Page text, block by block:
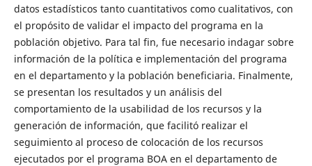
datos estadísticos tanto cuantitativos como cualitativos, con
el propósito de validar el impacto del programa en la
población objetivo. Para tal fin, fue necesario indagar sobre
información de la política e implementación del programa
en el departamento y la población beneficiaria. Finalmente,
se presentan los resultados y un análisis del
comportamiento de la usabilidad de los recursos y la
generación de información, que facilitó realizar el
seguimiento al proceso de colocación de los recursos
ejecutados por el programa BOA en el departamento de